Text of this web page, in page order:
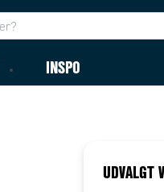
INSPO
UDVALGT